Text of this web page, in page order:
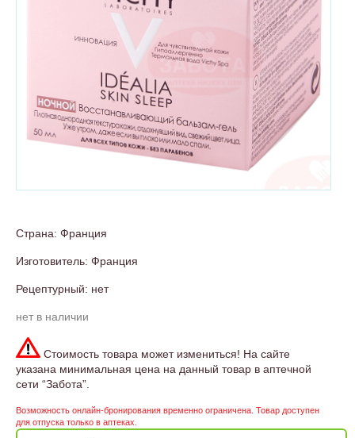
Страна: Франция
Изготовитель: Франция
Рецептурный: нет
нет в наличии
Стоимость товара может измениться! На сайте
указана минимальная цена на данный товар в аптечной
сети “Забота”.
Возможность онлайн-бронирования временно ограничена. Товар доступен
для отпуска только в аптеках.